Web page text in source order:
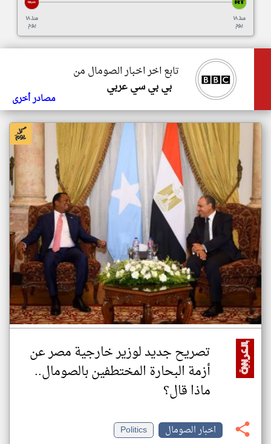
منذ ١٨
يوم
منذ ١٨
يوم
تابع اخر اخبار الصومال من
بي بي سي عربي
مصادر أخرى
تصريح جديد لوزير خارجية مصر عن
أزمة البحارة المختطفين بالصومال..
ماذا قال؟
اخبار الصومال
Politics